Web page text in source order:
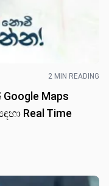
2 MIN READING
Maps
Real Time